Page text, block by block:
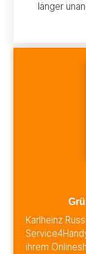
länger
Karlheinz
ihrem